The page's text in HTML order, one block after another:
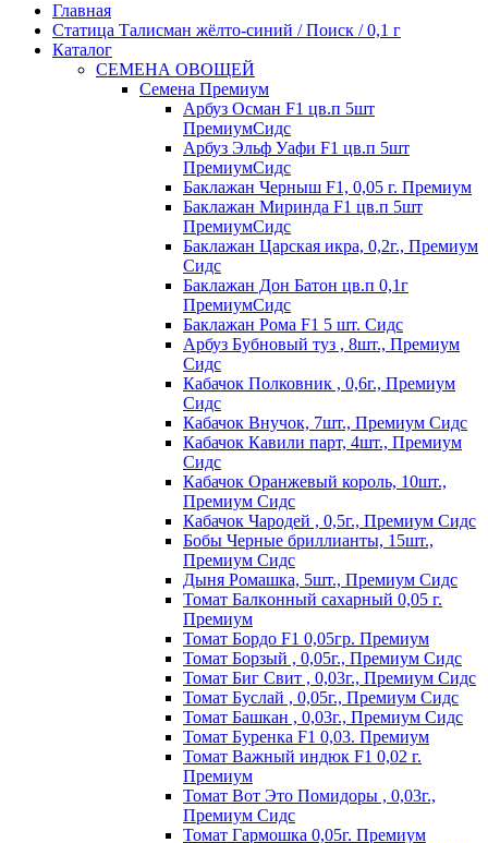
Главная
Статица Талисман жёлто-синий / Поиск / 0,1 г
Каталог
СЕМЕНА ОВОЩЕЙ
Семена Премиум
Арбуз Осман F1 цв.п 5шт
ПремиумСидс
Арбуз Эльф Уафи F1 цв.п 5шт
ПремиумСидс
Баклажан Черныш F1, 0,05 г. Премиум
Баклажан Миринда F1 цв.п 5шт
ПремиумСидс
Баклажан Царская икра, 0,2г., Премиум
Сидс
Баклажан Дон Батон цв.п 0,1г
ПремиумСидс
Баклажан Рома F1 5 шт. Сидс
Арбуз Бубновый туз , 8шт., Премиум
Сидс
Кабачок Полковник , 0,6г., Премиум
Сидс
Кабачок Внучок, 7шт., Премиум Сидс
Кабачок Кавили парт, 4шт., Премиум
Сидс
Кабачок Оранжевый король, 10шт.,
Премиум Сидс
Кабачок Чародей , 0,5г., Премиум Сидс
Бобы Черные бриллианты, 15шт.,
Премиум Сидс
Дыня Ромашка, 5шт., Премиум Сидс
Томат Бaлкoнный caxapный 0,05 г.
Пpeмиyм
Томат Бордо F1 0,05гр. Премиум
Томат Борзый , 0,05г., Премиум Сидс
Томат Биг Свит , 0,03г., Премиум Сидс
Томат Буслай , 0,05г., Премиум Сидс
Томат Башкан , 0,03г., Премиум Сидс
Томат Буренка F1 0,03. Премиум
Томат Baжный индюк F1 0,02 г.
Пpeмиyм
Томат Вот Это Помидоры , 0,03г.,
Премиум Сидс
Томат Гармошка 0,05г. Премиум